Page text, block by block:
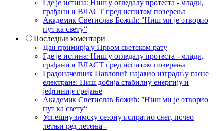
Где је истина: Ниш у огледалу протеста - млади,
грађани и ВЛАСТ пред испитом поверења
Академик Светислав Божић: "Ниш ми је отворио
пут ка свету“
Последњи коментари
Дан примирја у Првом светском рату
Где је истина: Ниш у огледалу протеста - млади,
грађани и ВЛАСТ пред испитом поверења
Градоначелник Павловић најавио изградњу гасне
електране: Ниш добија стабилну енергију и
јефтиније грејање
Академик Светислав Божић: "Ниш ми је отворио
пут ка свету“
Успешну зимску сезону испратио снег, почео
летњи ред летења -